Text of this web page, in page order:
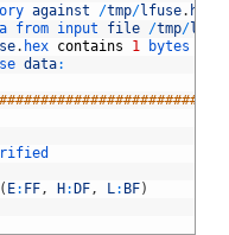
against /tmp/lfuse. hex
from input file /tmp/
. hex contains 1
bytes
data:
( E: FF, H : DF, L: BF)